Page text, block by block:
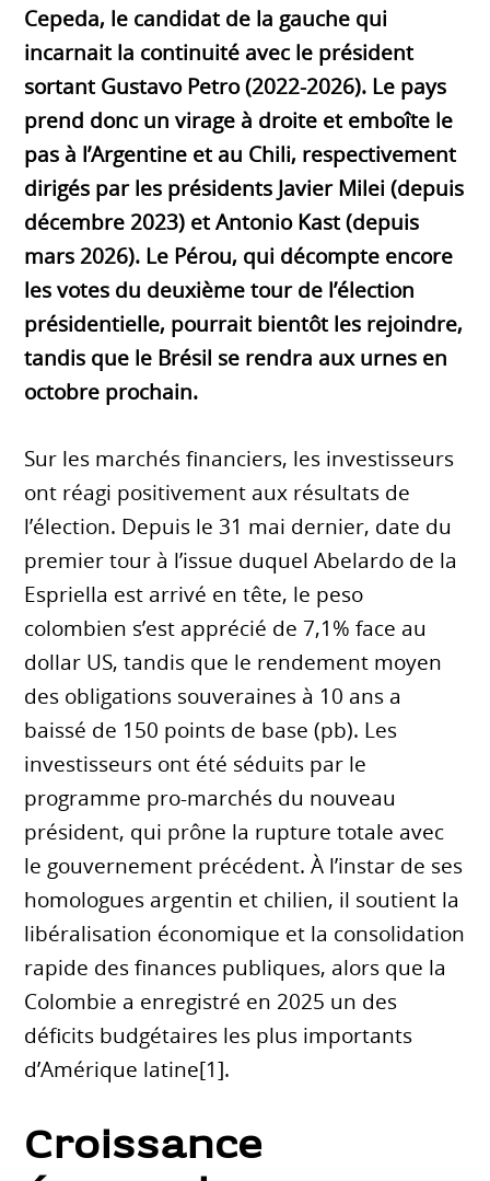
Cepeda, le candidat de la gauche qui
incarnait la continuité avec le président
sortant Gustavo Petro (2022-2026). Le pays
prend donc un virage à droite et emboîte le
pas à l’Argentine et au Chili, respectivement
dirigés par les présidents Javier Milei (depuis
décembre 2023) et Antonio Kast (depuis
mars 2026). Le Pérou, qui décompte encore
les votes du deuxième tour de l’élection
présidentielle, pourrait bientôt les rejoindre,
tandis que le Brésil se rendra aux urnes en
octobre prochain.
Sur les marchés financiers, les investisseurs
ont réagi positivement aux résultats de
l’élection. Depuis le 31 mai dernier, date du
premier tour à l’issue duquel Abelardo de la
Espriella est arrivé en tête, le peso
colombien s’est apprécié de 7,1% face au
dollar US, tandis que le rendement moyen
des obligations souveraines à 10 ans a
baissé de 150 points de base (pb). Les
investisseurs ont été séduits par le
programme pro-marchés du nouveau
président, qui prône la rupture totale avec
le gouvernement précédent. À l’instar de ses
homologues argentin et chilien, il soutient la
libéralisation économique et la consolidation
rapide des finances publiques, alors que la
Colombie a enregistré en 2025 un des
déficits budgétaires les plus importants
d’Amérique latine[1].
Croissance